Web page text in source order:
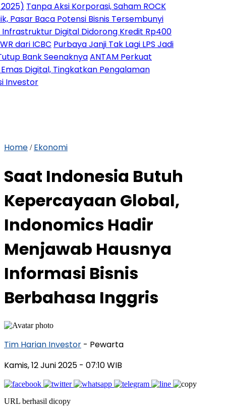
Aksi Korporasi, Saham ROCK
Baca Potensi Bisnis Tersembunyi
Digital Didorong Kredit Rp400
Purbaya Janji Tak Lagi LPS Jadi
SeenaknyaANTAM Perkuat
Tingkatkan Pengalaman
Home / Ekonomi
Saat Indonesia Butuh
Kepercayaan Global,
Indonomics Hadir
Menjawab Hausnya
Informasi Bisnis
Berbahasa Inggris
Tim Harian Investor - Pewarta
Kamis, 12 Juni 2025 - 07:10 WIB
URL berhasil dicopy